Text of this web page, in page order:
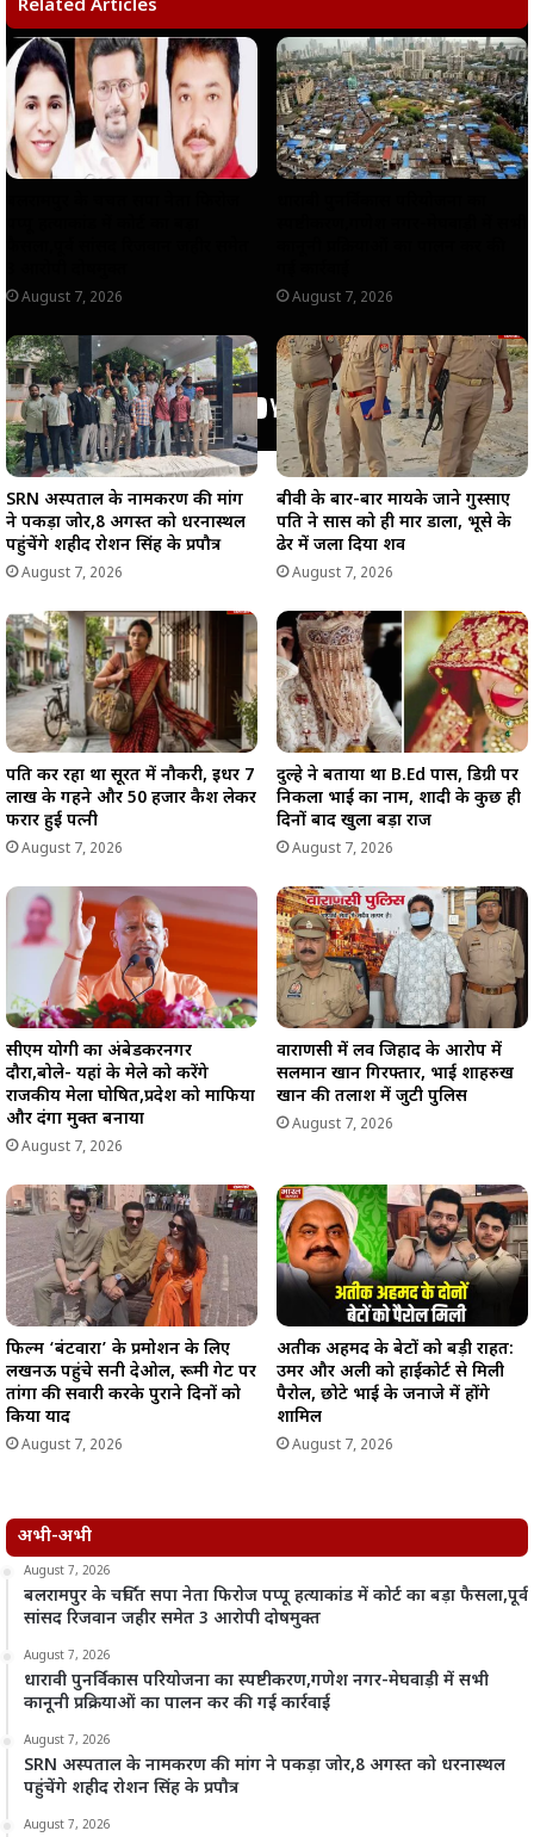
A
p
o
o
k
r
a
m
i
n
k
Related Articles
August 7, 2026 August 7, 2026
SRN अस्पताल के नामकरण की मांग
ने पकड़ा जोर,8 अगस्त को धरनास्थल
पहुंचेंगे शहीद रोशन सिंह के प्रपौत्र
August 7, 2026
बीवी के बार-बार मायके जाने गुस्साए
पति ने सास को ही मार डाला, भूसे के
ढेर में जला दिया शव
August 7, 2026
पति कर रहा था सूरत में नौकरी, इधर 7
लाख के गहने और 50 हजार कैश लेकर
फरार हुई पत्नी
August 7, 2026
दुल्हे ने बताया था B.Ed पास, डिग्री पर
निकला भाई का नाम, शादी के कुछ ही
दिनों बाद खुला बड़ा राज
August 7, 2026
सीएम योगी का अंबेडकरनगर
दौरा,बोले- यहां के मेले को करेंगे
राजकीय मेला घोषित,प्रदेश को माफिया
और दंगा मुक्त बनाया
August 7, 2026
वाराणसी में लव जिहाद के आरोप में
सलमान खान गिरफ्तार, भाई शाहरुख
खान की तलाश में जुटी पुलिस
August 7, 2026
फिल्म ‘बंटवारा’ के प्रमोशन के लिए
लखनऊ पहुंचे सनी देओल, रूमी गेट पर
तांगा की सवारी करके पुराने दिनों को
किया याद
August 7, 2026
अतीक अहमद के बेटों को बड़ी राहत:
उमर और अली को हाईकोर्ट से मिली
पैरोल, छोटे भाई के जनाजे में होंगे
शामिल
August 7, 2026
अभी-अभी
August 7, 2026
बलरामपुर के चर्चित सपा नेता फिरोज पप्पू हत्याकांड में कोर्ट का बड़ा फैसला,पूर्व
सांसद रिजवान जहीर समेत 3 आरोपी दोषमुक्त
August 7, 2026
धारावी पुनर्विकास परियोजना का स्पष्टीकरण,गणेश नगर-मेघवाड़ी में सभी
कानूनी प्रक्रियाओं का पालन कर की गई कार्रवाई
August 7, 2026
SRN अस्पताल के नामकरण की मांग ने पकड़ा जोर,8 अगस्त को धरनास्थल
पहुंचेंगे शहीद रोशन सिंह के प्रपौत्र
August 7, 2026